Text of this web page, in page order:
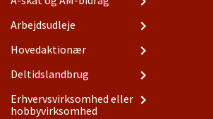
Arbejdsudleje
Hovedaktionær
Deltidslandbrug
Erhvervsvirksomhed eller
hobbyvirksomhed